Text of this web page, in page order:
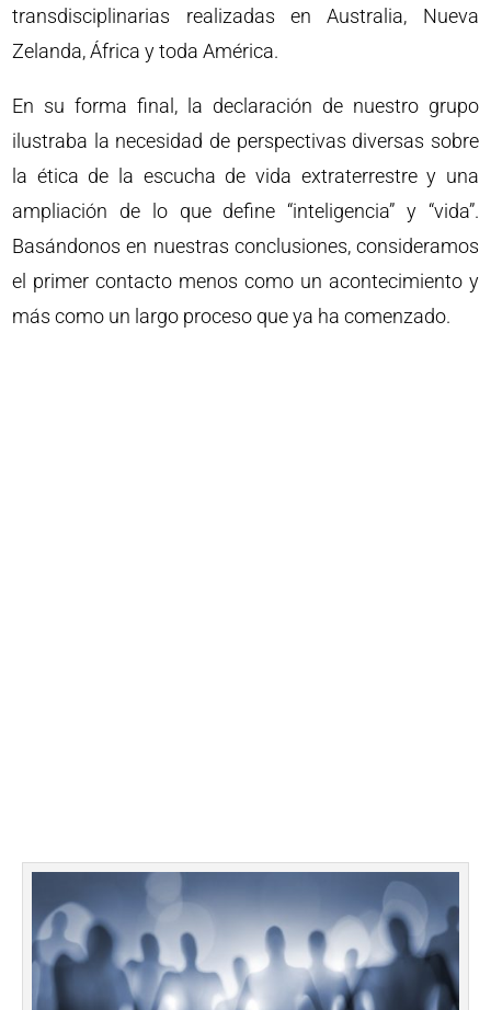
transdisciplinarias realizadas en Australia, Nueva
Zelanda, África y toda América.
En su forma final, la declaración de nuestro grupo
ilustraba la necesidad de perspectivas diversas sobre
la ética de la escucha de vida extraterrestre y una
ampliación de lo que define “inteligencia” y “vida”.
Basándonos en nuestras conclusiones, consideramos
el primer contacto menos como un acontecimiento y
más como un largo proceso que ya ha comenzado.